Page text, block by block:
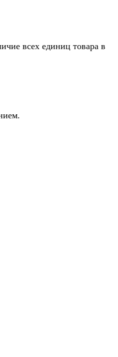
всех единиц товара в